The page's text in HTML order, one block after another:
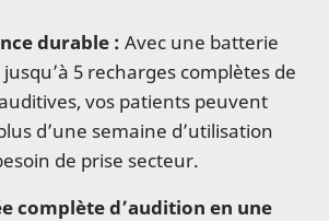
durable : Avec une batterie
5 recharges complètes de
vos patients peuvent
d’une semaine d’utilisation
de prise secteur.
complète d’audition en une